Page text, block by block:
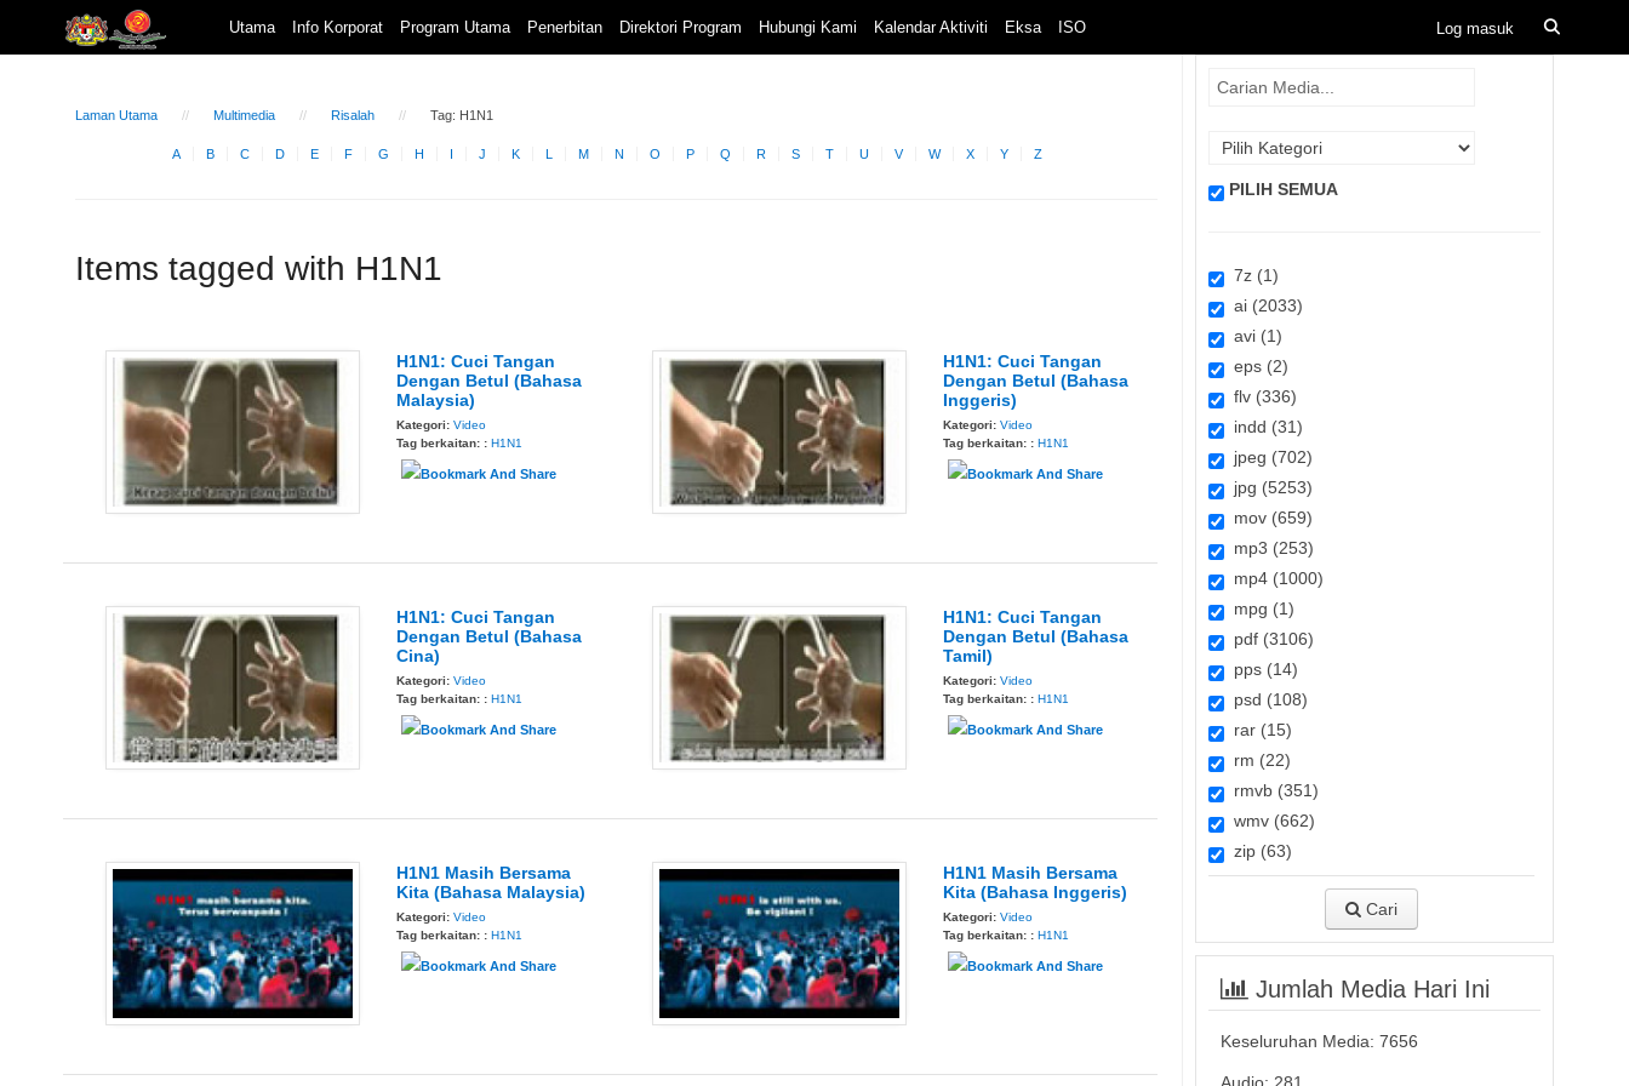
Utama Info Korporat Program Utama Penerbitan Direktori Program Hubungi Kami Kalendar Aktiviti Eksa ISO
Laman Utama Multimedia Risalah Tag: H1N1
A B C D E F G H I J K L M N O P Q R S T U V W X Y Z
Items tagged with H1N1
H1N1: Cuci Tangan
Dengan Betul (Bahasa
Malaysia)
Kategori: Video
Tag berkaitan: : H1N1
H1N1: Cuci Tangan
Dengan Betul (Bahasa
Inggeris)
Kategori:Video
Tag berkaitan: :H1N1
H1N1: Cuci Tangan
Dengan Betul (Bahasa
Cina)
Kategori: Video
Tag berkaitan: : H1N1
H1N1: Cuci Tangan
Dengan Betul (Bahasa
Tamil)
Kategori:Video
Tag berkaitan: :H1N1
H1N1 Masih Bersama
Kita (Bahasa Malaysia)
Kategori: Video
Tag berkaitan: : H1N1
H1N1 Masih Bersama
Kita (Bahasa Inggeris)
Kategori:Video
Tag berkaitan: :H1N1
PILIH SEMUA
7z (1)
ai (2033)
avi (1)
eps (2)
flv (336)
indd (31)
jpeg (702)
jpg (5253)
mov (659)
mp3 (253)
mp4 (1000)
mpg (1)
pdf (3106)
pps (14)
psd (108)
rar (15)
rm (22)
rmvb (351)
wmv (662)
zip (63)
Cari
Jumlah Media Hari Ini
Keseluruhan Media: 7656